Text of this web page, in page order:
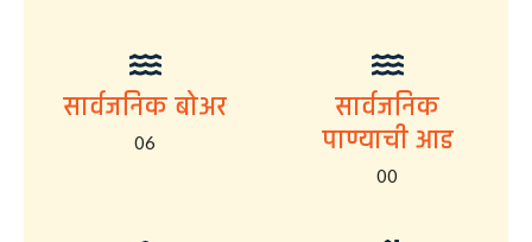
सार्वजनिक बोअर
06
सार्वजनिक
पाण्याची आड
00